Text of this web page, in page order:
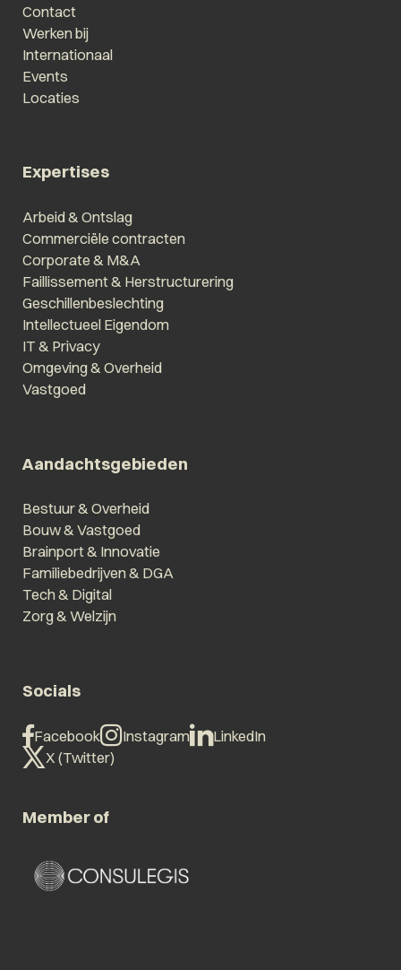
Contact
Werken bij
Internationaal
Events
Locaties
Expertises
Arbeid & Ontslag
Commerciële contracten
Corporate & M&A
Faillissement & Herstructurering
Geschillenbeslechting
Intellectueel Eigendom
IT & Privacy
Omgeving & Overheid
Vastgoed
Aandachtsgebieden
Bestuur & Overheid
Bouw & Vastgoed
Brainport & Innovatie
Familiebedrijven & DGA
Tech & Digital
Zorg & Welzijn
Socials
Facebook Instagram
LinkedIn
X (Twitter)
Member of